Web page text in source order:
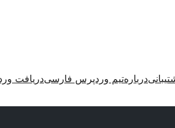
دربارهتیم وردپرس فارسیدریافت